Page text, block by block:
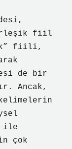
fiil
fiili,
de bir
Ancak,
ile
çok